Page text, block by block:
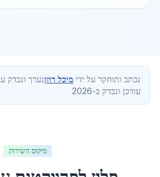
נכתב ותוחקר על ידי מיכל רוזןנערך ונבדק
עודכן ונבדק ב-2026
מיקום השירות